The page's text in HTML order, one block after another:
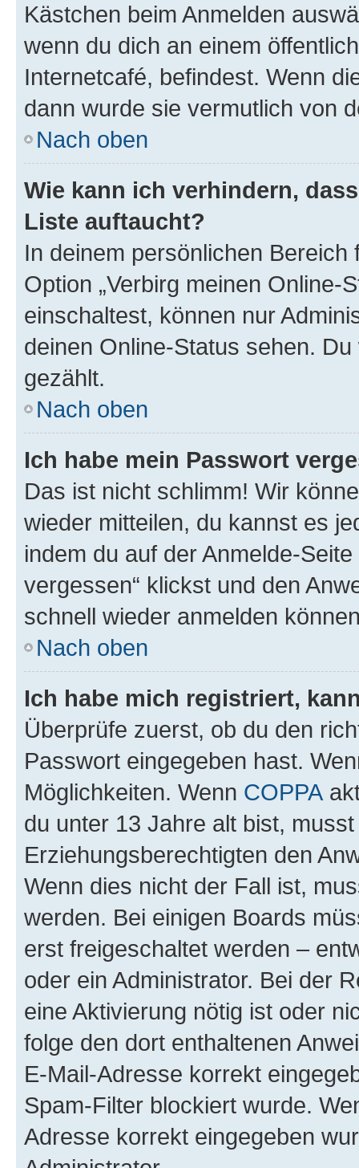
Kästchen beim Anmelden
wenn du dich an einem
Internetcafé, befindest. Wenn
dann wurde sie vermutlich von
Nach oben
Wie kann ich verhindern,
Liste auftaucht?
In deinem persönlichen
Option „Verbirg meinen Online-
einschaltest, können nur
deinen Online-Status sehen.
gezählt.
Nach oben
Ich habe mein Passwort
Das ist nicht schlimm! Wir
wieder mitteilen, du kannst es
indem du auf der Anmelde-
vergessen“ klickst und den
schnell wieder anmelden
Nach oben
Ich habe mich registriert,
Überprüfe zuerst, ob du den
Passwort eingegeben hast.
Möglichkeiten. Wenn COPPA
du unter 13 Jahre alt bist,
Erziehungsberechtigten den
Wenn dies nicht der Fall ist,
werden. Bei einigen Boards
erst freigeschaltet werden –
oder ein Administrator. Bei der
eine Aktivierung nötig ist oder
folge den dort enthaltenen
E-Mail-Adresse korrekt
Spam-Filter blockiert wurde.
Adresse korrekt eingegeben